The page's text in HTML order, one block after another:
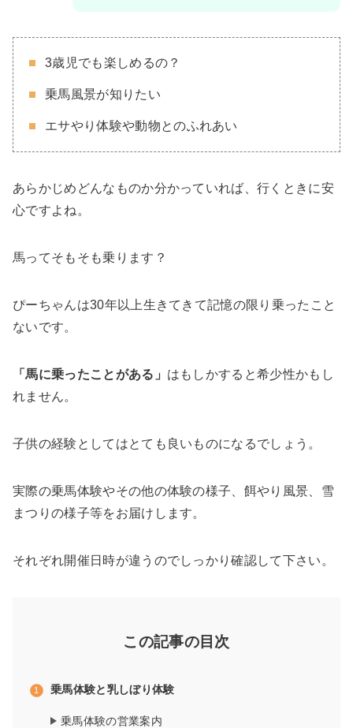
3歳児でも楽しめるの？
乗馬風景が知りたい
エサやり体験や動物とのふれあい
あらかじめどんなものか分かっていれば、行くときに安
心ですよね。
馬ってそもそも乗ります？
ぴーちゃんは30年以上生きてきて記憶の限り乗ったこと
ないです。
「馬に乗ったことがある」 はもしかすると希少性かもし
れません。
子供の経験としてはとても良いものになるでしょう。
実際の乗馬体験やその他の体験の様子、餌やり風景、雪
まつりの様子等をお届けします。
それぞれ開催日時が違うのでしっかり確認して下さい。
この記事の目次
乗馬体験と乳しぼり体験
乗馬体験の営業案内